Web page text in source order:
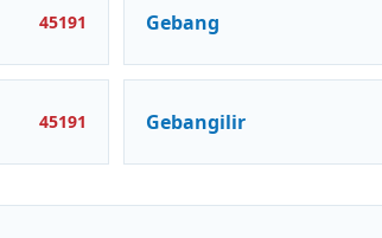
45191 Gebang
45191 Gebangilir